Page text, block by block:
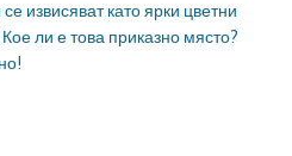
извисяват като ярки цветни
ли е това приказно място?